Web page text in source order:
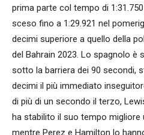
prima parte col tempo di
sceso fino a 1:29.921 nel
decimi superiore a quello della
del Bahrain 2023. Lo spagnolo è
sotto la barriera dei 90 secondi,
decimi il più immediato
di più di un secondo il terzo,
ha stabilito il suo tempo migliore
mentre Perez e Hamilton lo